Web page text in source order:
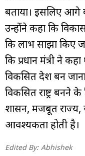
बताया। इसलिए आगे
उन्होंने कहा कि
कि लाभ साझा किए
कि प्रधान मंत्री ने
विकसित देश बन
विकसित राष्ट्र
शासन, मजबूत राज्य,
आवश्यकता होती है।
Edited By: Abhishek